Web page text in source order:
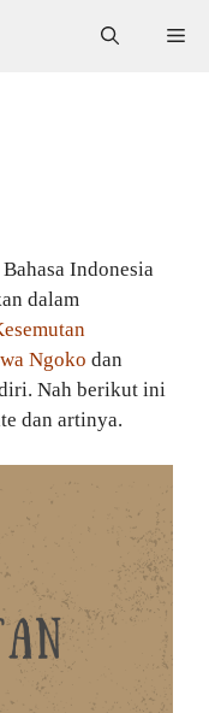
Indonesia
dalam
Ngoko dan
Nah berikut ini
dan artinya.